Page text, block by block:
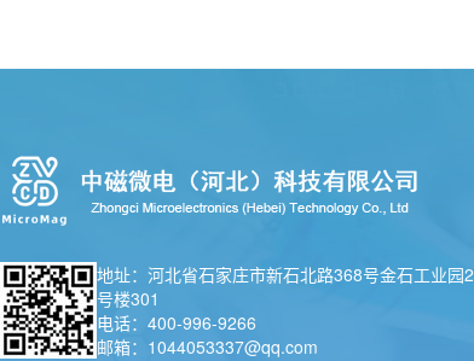
地址：河北省石家庄市新石北路368号金石工业园2
号楼301
电话：400-996-9266
邮箱：1044053337@qq.com